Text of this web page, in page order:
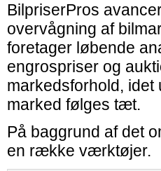
BilpriserPros
overvågning af
foretager løbende
engrospriser og
markedsforhold, idet
marked følges tæt.
På baggrund af det
en række værktøjer.